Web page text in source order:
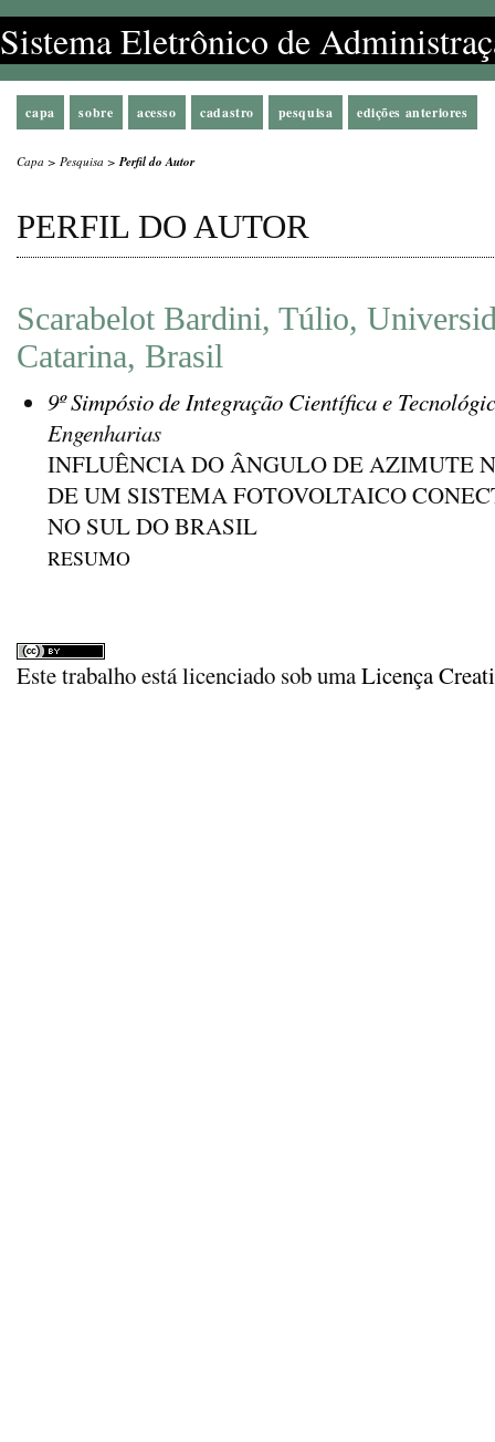
Sistema Eletrônico de
capa sobre acesso cadastro pesquisa edições anteriores
Capa > Pesquisa >Perfil do Autor
PERFIL DO AUTOR
Scarabelot Bardini, Túlio,
Catarina, Brasil
9º Simpósio de Integração Científica e
Engenharias
INFLUÊNCIA DO ÂNGULO DE AZIMUTE
DE UM SISTEMA FOTOVOLTAICO
NO SUL DO BRASIL
RESUMO
Este trabalho está licenciado sob umaLicença